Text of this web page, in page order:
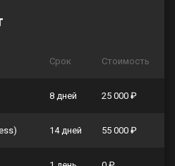
Срок Стоимость
8 дней 25 000 ₽
14 дней 55 000 ₽